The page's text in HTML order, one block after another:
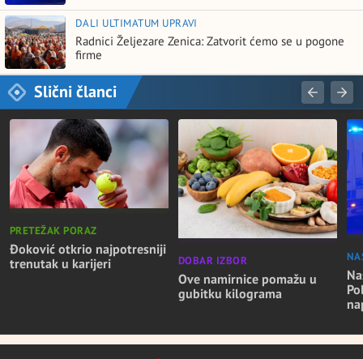
DALI ULTIMATUM UPRAVI
Radnici Željezare Zenica: Zatvorit ćemo se u pogone
firme
Slični članci
PRETEŽAK PORAZ
Đoković otkrio najpotresniji
trenutak u karijeri
DOBAR IZBOR
Ove namirnice pomažu u
gubitku kilograma